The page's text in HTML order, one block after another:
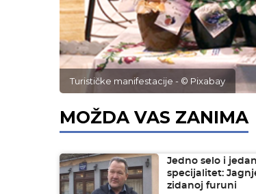
Turističke manifestacije - © Pixabay
MOŽDA VAS ZANIMA
Jedno selo i jedan
specijalitet:
zidanoj furuni